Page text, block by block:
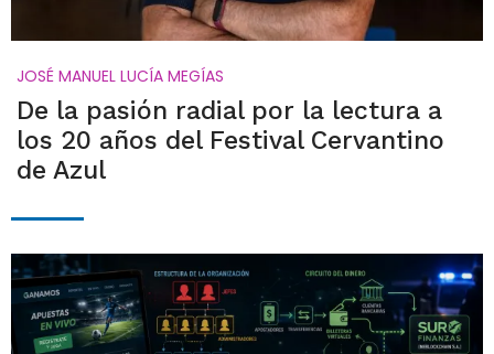
JOSÉ MANUEL LUCÍA MEGÍAS
De la pasión radial por la lectura a
los 20 años del Festival Cervantino
de Azul